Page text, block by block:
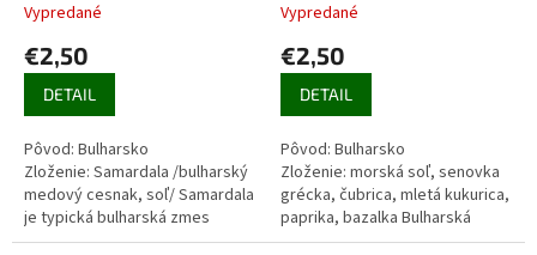
Vypredané
€2,50
DETAIL
Pôvod: Bulharsko
Zloženie: Samardala /bulharský
medový cesnak, soľ/ Samardala
je typická bulharská zmes
korenia. Tradičná soľ Samardala
Vypredané
€2,50
DETAIL
Pôvod: Bulharsko
Zloženie: morská soľ, senovka
grécka, čubrica, mletá kukurica,
paprika, bazalka Bulharská
Šarena soľ je charakteristickým